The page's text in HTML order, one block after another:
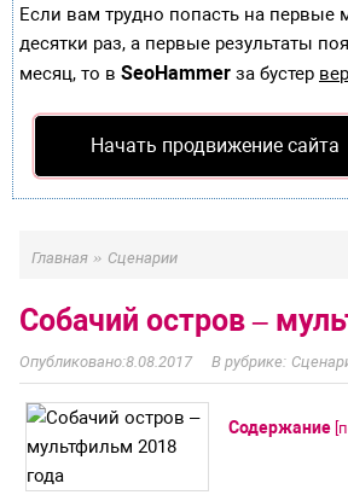
Если вам трудно попасть на первые
десятки раз, а первые результаты
месяц, то в SeoHammer за бустер
Начать продвижение сайта
Главная » Сценарии
Собачий остров –
8.08.2017
Содержание [